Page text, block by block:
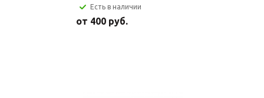
Есть в наличии
от 400 руб.